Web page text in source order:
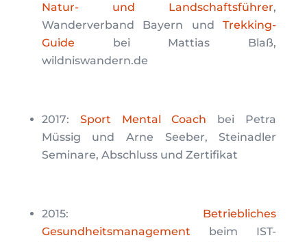
Natur- und Landschaftsführer,
Wanderverband Bayern undTrekking-
Guide bei Mattias Blaß,
wildniswandern.de
2017: Sport Mental Coach bei Petra
Müssig und Arne Seeber, Steinadler
Seminare, Abschluss und Zertifikat
2015: Betriebliches
Gesundheitsmanagement beim IST-